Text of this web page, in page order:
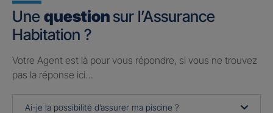
Une question sur l’Assurance
Habitation ?
Votre Agent est là pour vous répondre, si vous ne trouvez
pas la réponse ici…
Ai-je la possibilité d’assurer ma piscine ?